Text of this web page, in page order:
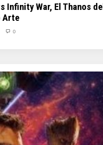
Infinity War, El Thanos del
Arte
0